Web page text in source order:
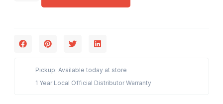
Pickup: Available today at store
1 Year Local Official Distributor Warranty